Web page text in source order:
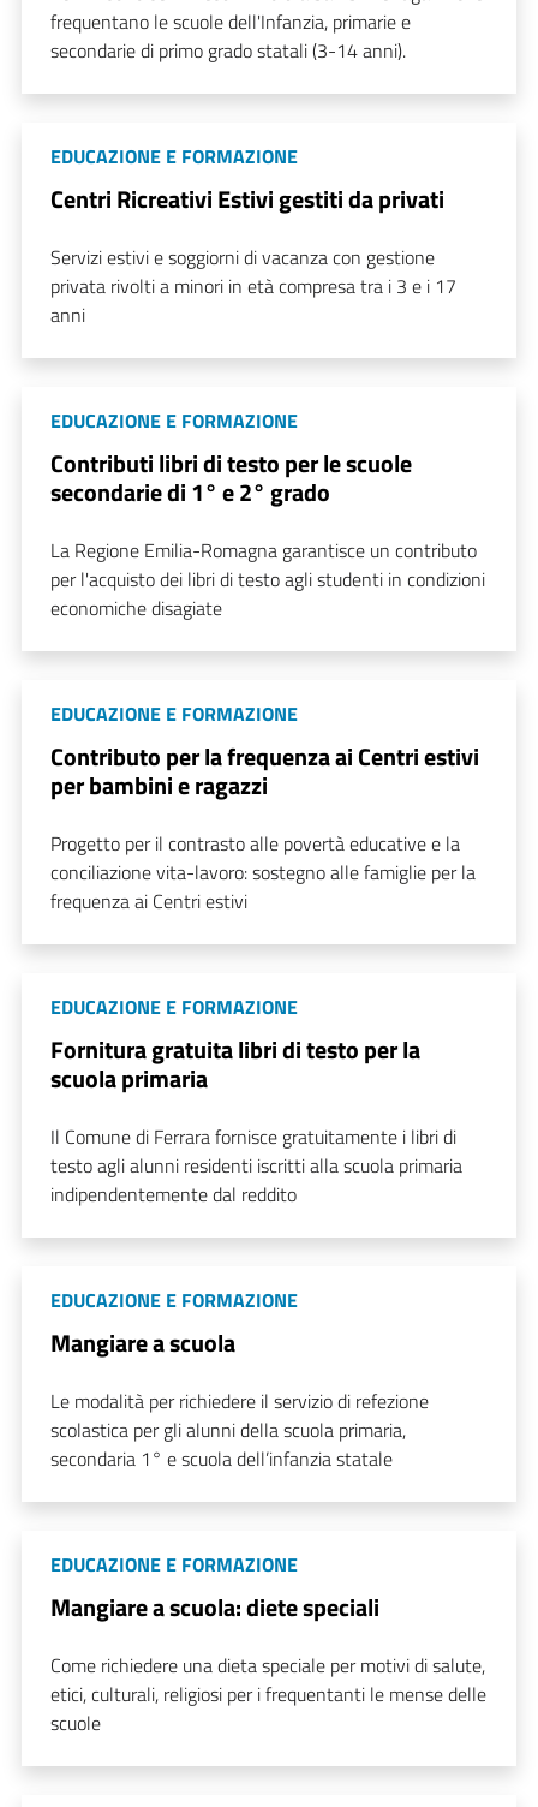
frequentano le scuole dell'Infanzia, primarie e
secondarie di primo grado statali (3-14 anni).
EDUCAZIONE E FORMAZIONE
Centri Ricreativi Estivi gestiti da privati
Servizi estivi e soggiorni di vacanza con gestione
privata rivolti a minori in età compresa tra i 3 e i 17
anni
EDUCAZIONE E FORMAZIONE
Contributi libri di testo per le scuole
secondarie di 1° e 2° grado
La Regione Emilia-Romagna garantisce un contributo
per l'acquisto dei libri di testo agli studenti in condizioni
economiche disagiate
EDUCAZIONE E FORMAZIONE
Contributo per la frequenza ai Centri estivi
per bambini e ragazzi
Progetto per il contrasto alle povertà educative e la
conciliazione vita-lavoro: sostegno alle famiglie per la
frequenza ai Centri estivi
EDUCAZIONE E FORMAZIONE
Fornitura gratuita libri di testo per la
scuola primaria
Il Comune di Ferrara fornisce gratuitamente i libri di
testo agli alunni residenti iscritti alla scuola primaria
indipendentemente dal reddito
EDUCAZIONE E FORMAZIONE
Mangiare a scuola
Le modalità per richiedere il servizio di refezione
scolastica per gli alunni della scuola primaria,
secondaria 1° e scuola dell’infanzia statale
EDUCAZIONE E FORMAZIONE
Mangiare a scuola: diete speciali
Come richiedere una dieta speciale per motivi di salute,
etici, culturali, religiosi per i frequentanti le mense delle
scuole